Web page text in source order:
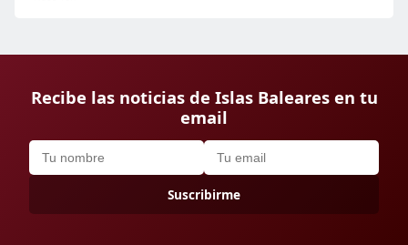
Recibe las noticias de Islas Baleares en tu
email
Suscribirme